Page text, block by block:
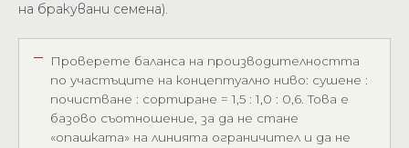
на бракувани семена).
Проверете баланса на производителността
по участъците на концептуално ниво: сушене :
почистване : сортиране = 1,5 : 1,0 : 0,6. Това е
базово съотношение, за да не стане
«опашката» на линията ограничител и да не